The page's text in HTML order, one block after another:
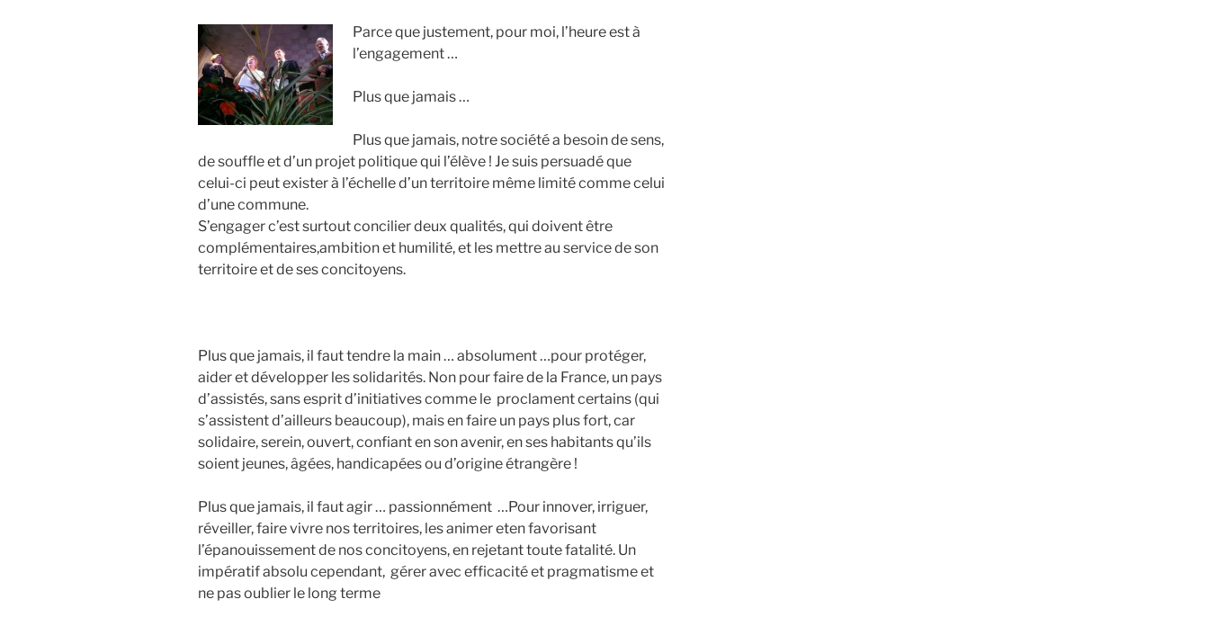
Parce que justement, pour moi, l’heure est à
l’engagement …
Plus que jamais …
Plus que jamais, notre société a besoin de sens,
de souffle et d’un projet politique qui l’élève ! Je suis persuadé que
celui-ci peut exister à l’échelle d’un territoire même limité comme celui
d’une commune.
S’engager c’est surtout concilier deux qualités, qui doivent être
complémentaires,ambition et humilité, et les mettre au service de son
territoire et de ses concitoyens.
Plus que jamais, il faut tendre la main … absolument …pour protéger,
aider et développer les solidarités. Non pour faire de la France, un pays
d’assistés, sans esprit d’initiatives comme le proclament certains (qui
s’assistent d’ailleurs beaucoup), mais en faire un pays plus fort, car
solidaire, serein, ouvert, confiant en son avenir, en ses habitants qu’ils
soient jeunes, âgées, handicapées ou d’origine étrangère !
Plus que jamais, il faut agir … passionnément …Pour innover, irriguer,
réveiller, faire vivre nos territoires, les animer eten favorisant
l’épanouissement de nos concitoyens, en rejetant toute fatalité. Un
impératif absolu cependant, gérer avec efficacité et pragmatisme et
ne pas oublier le long terme